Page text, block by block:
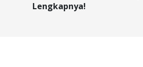
Lengkapnya!